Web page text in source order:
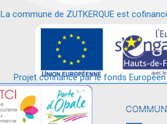
La commune de ZUTKERQUE est
et
Projet cofinancé par le fonds